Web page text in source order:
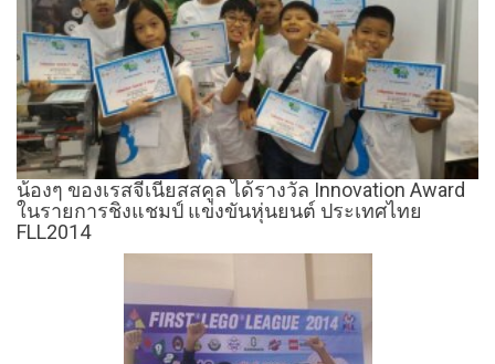
น้องๆ ของเรสจีเนียสสคูล ได้รางวัล Innovation Award
ในรายการชิงแชมป์ แข่งขันหุ่นยนต์ ประเทศไทย
FLL2014